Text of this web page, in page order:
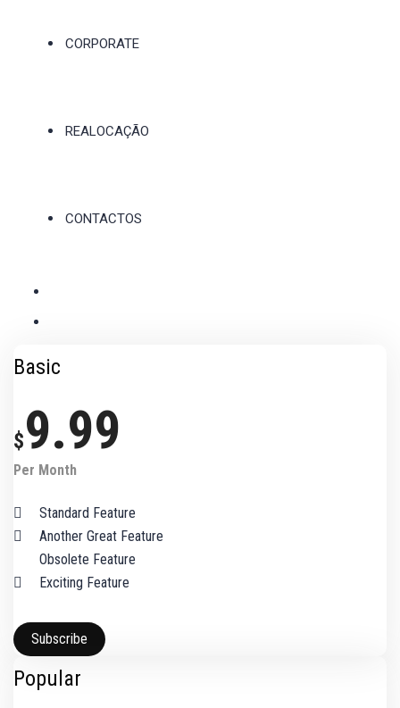
CORPORATE
REALOCAÇÃO
CONTACTOS
Basic
$9.99
Per Month
Standard Feature
Another Great Feature
Obsolete Feature
Exciting Feature
Subscribe
Popular